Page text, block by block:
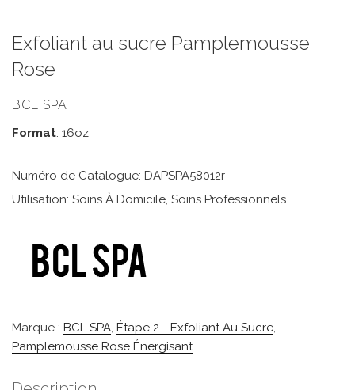
Exfoliant au sucre Pamplemousse
Rose
BCL SPA
Format: 16oz
Numéro de Catalogue: DAPSPA58012r
Utilisation: Soins À Domicile, Soins Professionnels
Marque : BCL SPA, Étape 2 - Exfoliant Au Sucre,
Pamplemousse Rose Énergisant